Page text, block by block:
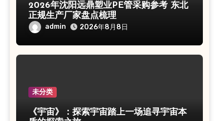
2026年沈阳远鼎塑业PE管采购参考 东北
正规生产厂家盘点梳理
admin 2026年8月8日
未分类
《宇宙》：探索宇宙踏上一场追寻宇宙本